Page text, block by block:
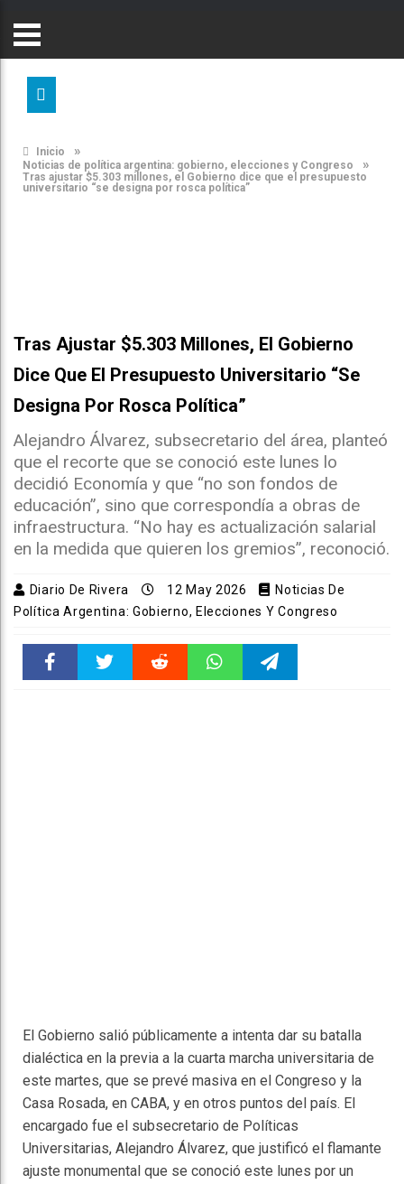
Inicio »
Noticias de política argentina: gobierno, elecciones y Congreso »
Tras ajustar $5.303 millones, el Gobierno dice que el presupuesto
universitario “se designa por rosca política”
Tras Ajustar $5.303 Millones, El Gobierno
Dice Que El Presupuesto Universitario “se
Designa Por Rosca Política”
Alejandro Álvarez, subsecretario del área, planteó
que el recorte que se conoció este lunes lo
decidió Economía y que “no son fondos de
educación”, sino que correspondía a obras de
infraestructura. “No hay es actualización salarial
en la medida que quieren los gremios”, reconoció.
Diario De Rivera 12 May 2026
Noticias De
Política Argentina: Gobierno, Elecciones Y Congreso
El Gobierno salió públicamente a intenta dar su batalla
dialéctica en la previa a la cuarta marcha universitaria de
este martes, que se prevé masiva en el Congreso y la
Casa Rosada, en CABA, y en otros puntos del país. El
encargado fue el subsecretario de Políticas
Universitarias, Alejandro Álvarez, que justificó el flamante
ajuste monumental que se conoció este lunes por un